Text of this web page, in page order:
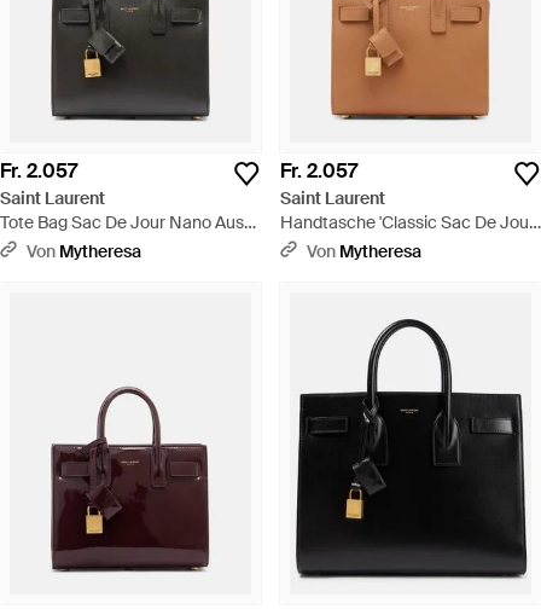
Fr. 2.057
Saint Laurent
Tote Bag Sac De Jour Nano Aus
Leder - Schwarz
Von Mytheresa
Fr. 2.057
Saint Laurent
Handtasche 'Classic Sac De Jour
Baby' - Braun
Von Mytheresa